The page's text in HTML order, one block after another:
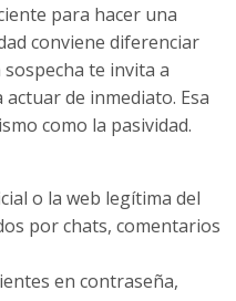
para hacer una
conviene diferenciar
te invita a
de inmediato. Esa
como la pasividad.
o la web legítima del
por chats, comentarios
en contraseña,